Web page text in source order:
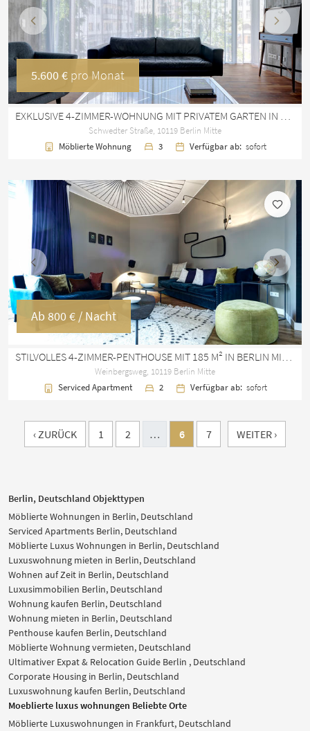
Vorherige
5.600 € pro Monat
Schwedter Straße, 10119 Berlin Mitte
Möblierte Wohnung
3 Verfügbar ab: sofort
Vorherige
Ab 800 € / Nacht
STILVOLLES 4-ZIMMER-PENTHOUSE MIT 185 M² IN BERLIN MITTE
Weinbergsweg, 10119 Berlin Mitte
Serviced Apartment
2 Verfügbar ab: sofort
‹ ZURÜCK 1 2 … 6 7 WEITER ›
Berlin, Deutschland Objekttypen
Möblierte Wohnungen in Berlin, Deutschland
Serviced Apartments Berlin, Deutschland
Möblierte Luxus Wohnungen in Berlin, Deutschland
Luxuswohnung mieten in Berlin, Deutschland
Wohnen auf Zeit in Berlin, Deutschland
Luxusimmobilien Berlin, Deutschland
Wohnung kaufen Berlin, Deutschland
Wohnung mieten in Berlin, Deutschland
Penthouse kaufen Berlin, Deutschland
Möblierte Wohnung vermieten, Deutschland
Ultimativer Expat & Relocation Guide Berlin , Deutschland
Corporate Housing in Berlin, Deutschland
Luxuswohnung kaufen Berlin, Deutschland
Moeblierte luxus wohnungen Beliebte Orte
Möblierte Luxuswohnungen in Frankfurt, Deutschland